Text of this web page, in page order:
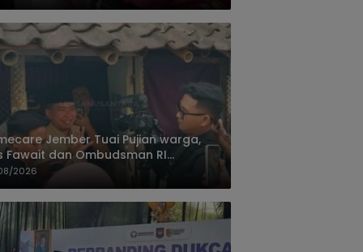
Jember Tuai Pujian warga,
Fawait dan Ombudsman RI
Layanan Kesehatan Rumah
2026